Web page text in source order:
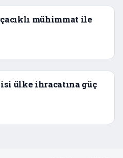
mühimmat ile
ülke ihracatına güç